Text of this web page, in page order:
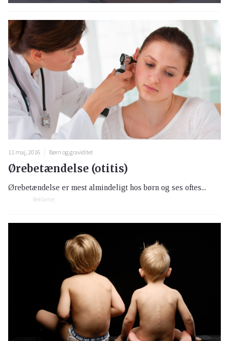
11 maj, 2016 Børn og graviditet
Ørebetændelse (otitis)
Ørebetændelse er mest almindeligt hos børn og ses oftes...